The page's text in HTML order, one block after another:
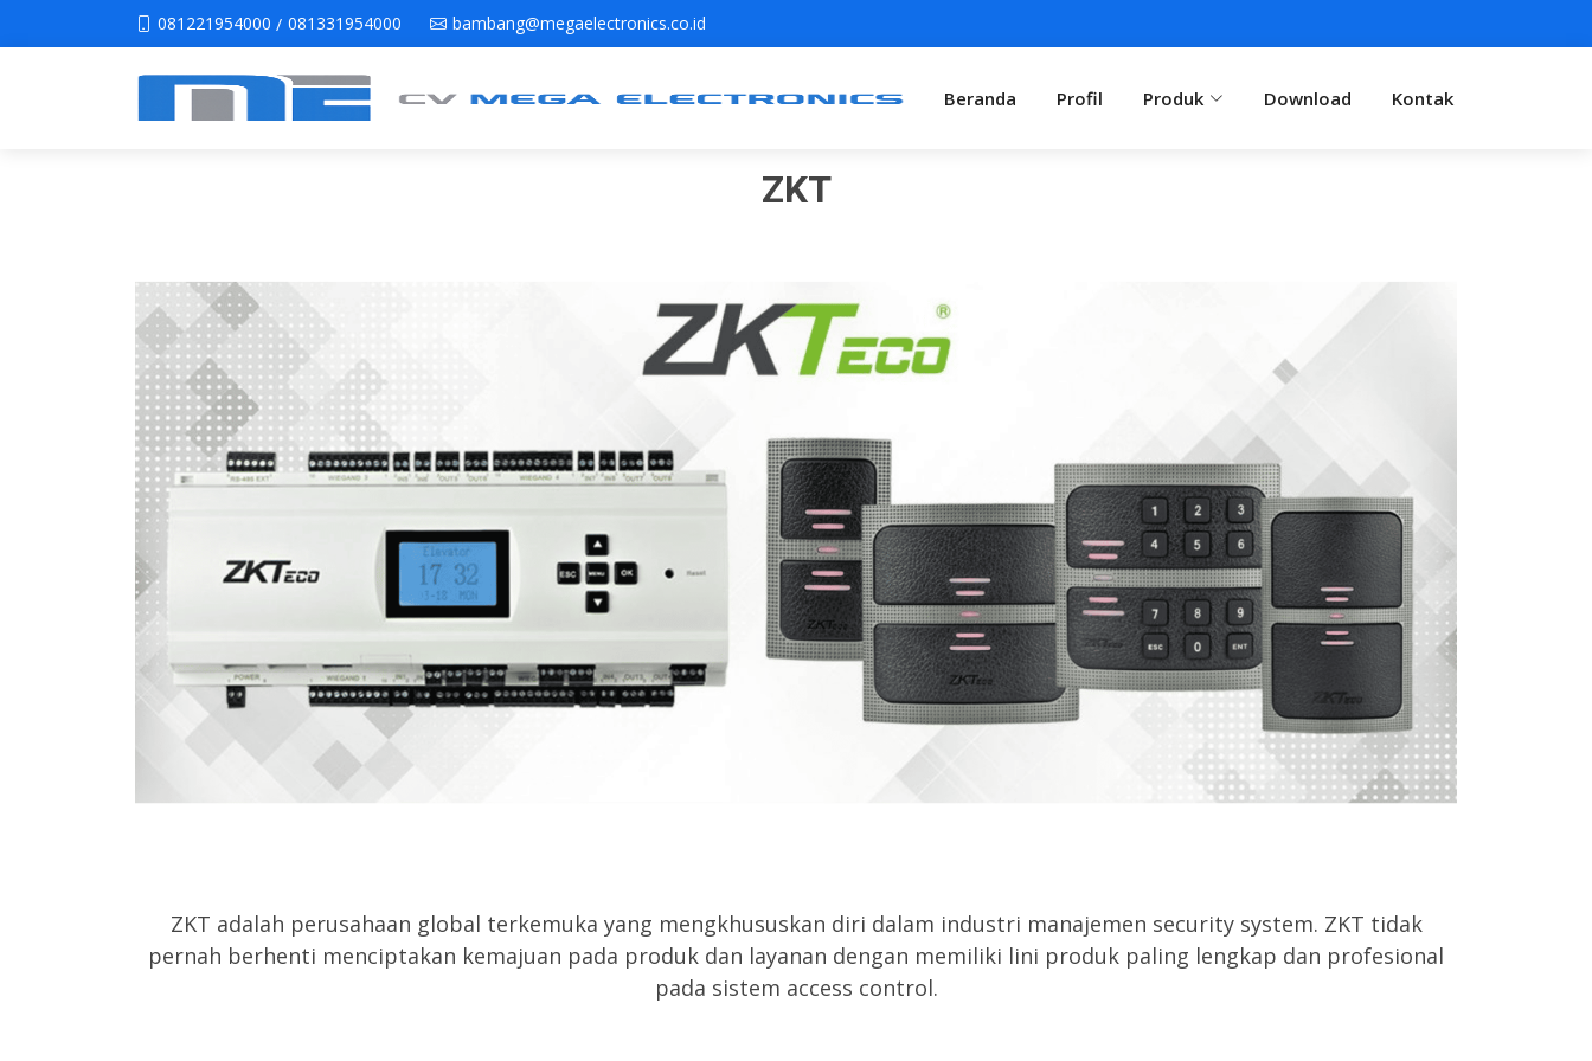
081221954000 / 081331954000 bambang@megaelectronics.co.id
Beranda Profil Produk Download Kontak
ZKT
ZKT adalah perusahaan global terkemuka yang mengkhususkan diri dalam industri manajemen security system. ZKT tidak
pernah berhenti menciptakan kemajuan pada produk dan layanan dengan memiliki lini produk paling lengkap dan profesional
pada sistem access control.